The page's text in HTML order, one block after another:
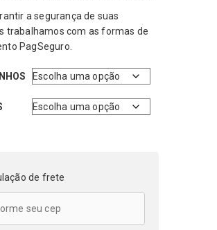
a segurança de suas
trabalhamos com as formas de
PagSeguro.
de frete